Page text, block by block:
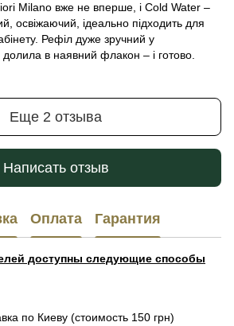
Milano вже не вперше, і Cold Water –
освіжаючий, ідеально підходить для
Рефіл дуже зручний у
долила в наявний флакон – і готово.
Еще 2 отзыва
Написать отзыв
Оплата Гарантия
доступны следующие способы
по Киеву (стоимость 150 грн)